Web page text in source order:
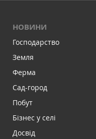
НОВИНИ
Господарство
Земля
Ферма
Сад-город
Побут
Бізнес у селі
Досвід